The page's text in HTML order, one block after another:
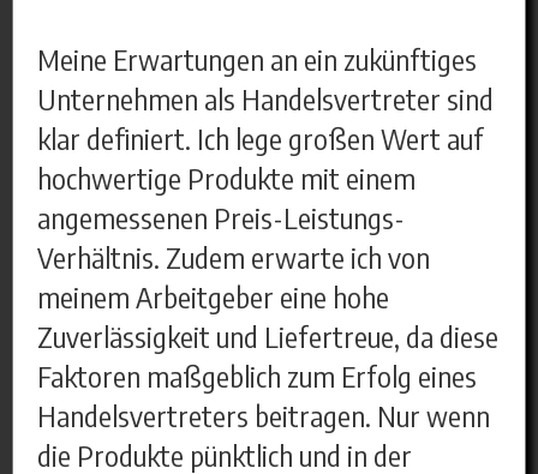
Meine Erwartungen an ein zukünftiges
Unternehmen als Handelsvertreter sind
klar definiert. Ich lege großen Wert auf
hochwertige Produkte mit einem
angemessenen Preis-Leistungs-
Verhältnis. Zudem erwarte ich von
meinem Arbeitgeber eine hohe
Zuverlässigkeit und Liefertreue, da diese
Faktoren maßgeblich zum Erfolg eines
Handelsvertreters beitragen. Nur wenn
die Produkte pünktlich und in der